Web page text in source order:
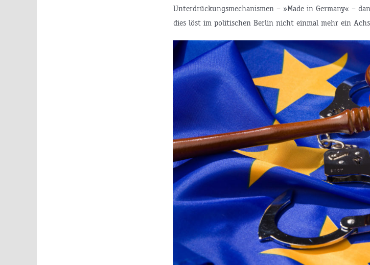
Unterdrückungsmechanismen – »Made in Germany« –
dies löst im politischen Berlin nicht einmal mehr ein